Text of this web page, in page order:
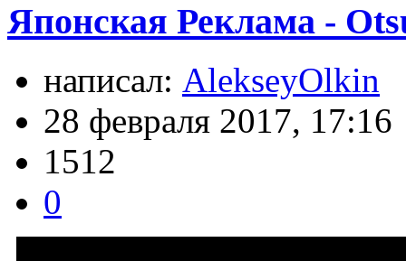
Японская Реклама -
написал: AlekseyOlkin
28 февраля 2017, 17:16
1512
0